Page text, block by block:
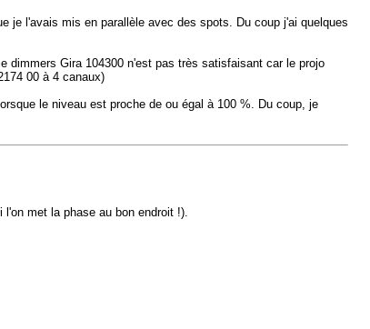
je l'avais mis en parallèle avec des spots. Du coup j'ai quelques
dimmers Gira 104300 n'est pas très satisfaisant car le projo
00 à 4 canaux)
le niveau est proche de ou égal à 100 %. Du coup, je
met la phase au bon endroit !).